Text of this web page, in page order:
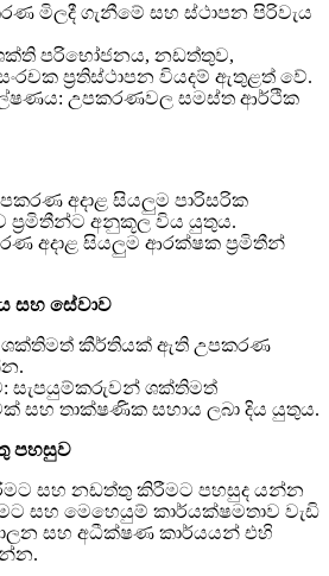
මිලදී ගැනීමේ සහ ස්ථාපන පිරිවැය
පරිභෝජනය, නඩත්තුව,
ප්‍රතිස්ථාපන වියදම් ඇතුළත් වේ.
උපකරණවල සමස්ත ආර්ථික
අදාළ සියලුම පාරිසරික
ප්‍රමිතීන්ට අනුකූල විය යුතුය.
අදාළ සියලුම ආරක්ෂක ප්‍රමිතීන්
සහ සේවාව
ශක්තිමත් කීර්තියක් ඇති උපකරණ
සැපයුම්කරුවන් ශක්තිමත්
සහ තාක්ෂණික සහාය ලබා දිය යුතුය.
පහසුව
සහ නඩත්තු කිරීමට පහසුද යන්න
සහ මෙහෙයුම් කාර්යක්ෂමතාව වැඩි
සහ අධීක්ෂණ කාර්යයන් එහි